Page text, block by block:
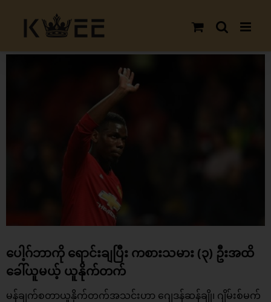
content
ပေါ့ဂ်ဘာကို ရောင်းချပြီး ကစားသမား (၃) ဦးအထိ
ခေါ်ယူမယ့် ယူနိုက်တက်
မန်ချက်စတာယူနိုက်တက်အသင်းဟာ ဂျေဒန်ဆန်ချို၊ ဂျိမ်းစ်မက်